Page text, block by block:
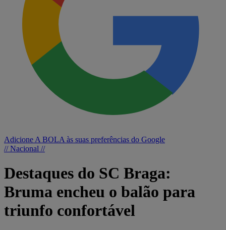
Adicione A BOLA às suas preferências do Google
// Nacional //
Destaques do SC Braga:
Bruma encheu o balão para
triunfo confortável